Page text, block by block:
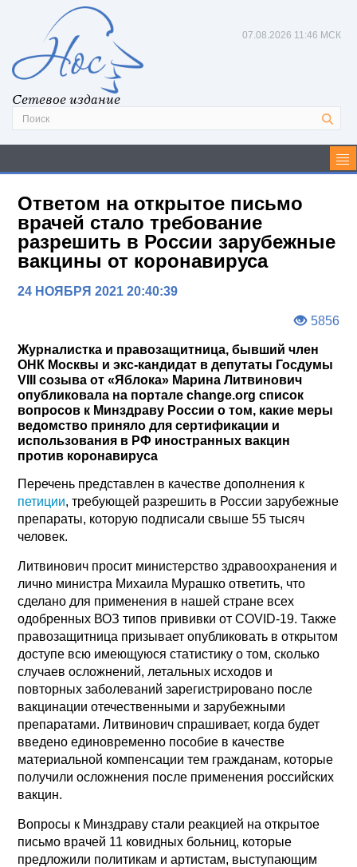
Сетевое издание
07.08.2026 11:46 МСК
Ответом на открытое письмо
врачей стало требование
разрешить в России зарубежные
вакцины от коронавируса
24 НОЯБРЯ 2021 20:40:39
5856
Журналистка и правозащитница, бывший член
ОНК Москвы и экс-кандидат в депутаты Госдумы
VIII созыва от «Яблока» Марина Литвинович
опубликовала на портале change.org список
вопросов к Минздраву России о том, какие меры
ведомство приняло для сертификации и
использования в РФ иностранных вакцин
против коронавируса
Перечень представлен в качестве дополнения к
петиции, требующей разрешить в России зарубежные
препараты, которую подписали свыше 55 тысяч
человек.
Литвинович просит министерство здравоохранения и
лично министра Михаила Мурашко ответить, что
сделано для применения в нашей стране всех
одобренных ВОЗ типов прививки от COVID-19. Также
правозащитница призывает опубликовать в открытом
доступе всю имеющуюся статистику о том, сколько
случаев осложнений, летальных исходов и
повторных заболеваний зарегистрировано после
вакцинации отечественными и зарубежными
препаратами. Литвинович спрашивает, когда будет
введено единовременно пособие в качестве
материальной компенсации тем гражданам, которые
получили осложнения после применения российских
вакцин.
Вопросы к Минздраву стали реакцией на открытое
письмо врачей 11 ковидных больниц, которые
предложили политикам и артистам, выступающим